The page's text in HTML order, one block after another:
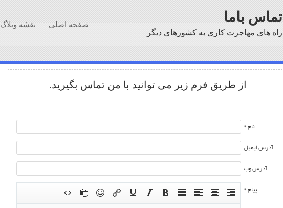
تماس باما
راه های مهاجرت کاری به کشورهای دیگر
صفحه اصلی نقشه وبلاگ
از طریق فرم زیر می توانید با من تماس بگیرید.
نام *
آدرس ایمیل
آدرس وب
پیام *